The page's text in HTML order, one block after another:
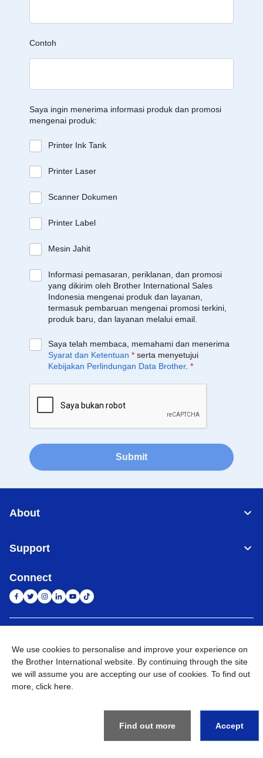
Contoh
Saya ingin menerima informasi produk dan promosi
mengenai produk:
Printer Ink Tank
Printer Laser
Scanner Dokumen
Printer Label
Mesin Jahit
Informasi pemasaran, periklanan, dan promosi
yang dikirim oleh Brother International Sales
Indonesia mengenai produk dan layanan,
termasuk pembaruan mengenai promosi terkini,
produk baru, dan layanan melalui email.
Saya telah membaca, memahami dan menerima
Syarat dan Ketentuan * serta menyetujui
Kebijakan Perlindungan Data Brother. *
Submit
About
Support
Connect
Privacy Policy Ketentuan Penggunaan Site Map Kunjungi Situs Global
©2026BROTHER INTERNATIONAL SALES INDONESIA All
We use cookies to personalise and improve your experience on
the Brother International website. By continuing through the site
we will assume you are accepting our use of cookies. To find out
more, click here
Find out more Accept